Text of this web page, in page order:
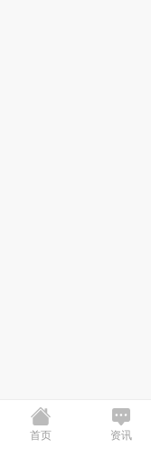
首页 资讯